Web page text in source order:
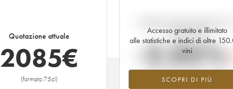
Quotazione attuale
2085€
(formato 75cl)
Accesso gratuito e illimitato
alle statistiche e indici di oltre
vini
SCOPRI DI PIÙ
tempo reale
-2.05%
Tendenza al ribasso per il valore
dell'annata 2001 nel 2026 rispetto